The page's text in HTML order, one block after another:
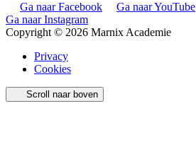
Ga naar Facebook Ga naar YouTube
Ga naar Instagram
Copyright © 2026 Marnix Academie
Privacy
Cookies
Scroll naar boven